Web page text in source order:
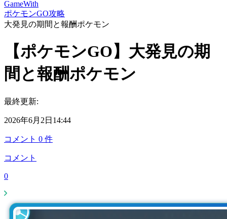
GameWith
ポケモンGO攻略
大発見の期間と報酬ポケモン
【ポケモンGO】大発見の期
間と報酬ポケモン
最終更新:
2026年6月2日14:44
コメント 0 件
コメント
0